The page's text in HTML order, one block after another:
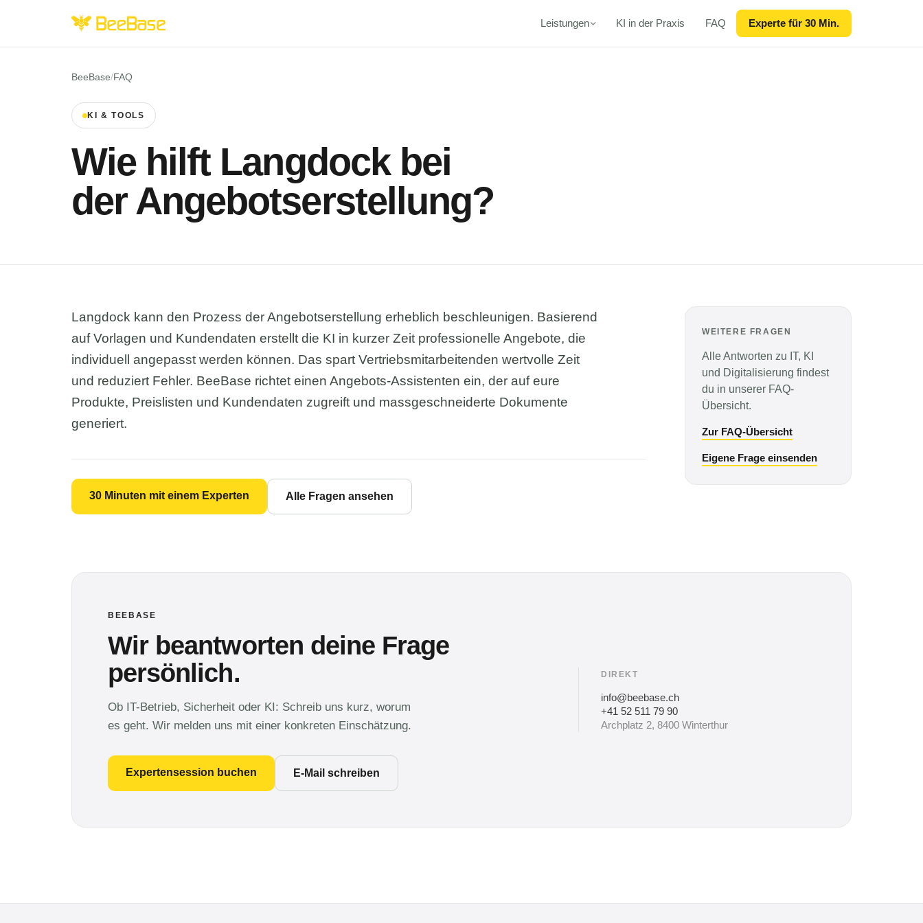
Leistungen KI in der Praxis FAQ Experte für 30 Min.
BeeBase/FAQ
KI & TOOLS
Wie hilft Langdock bei
der Angebotserstellung?
Langdock kann den Prozess der Angebotserstellung erheblich beschleunigen. Basierend
auf Vorlagen und Kundendaten erstellt die KI in kurzer Zeit professionelle Angebote, die
individuell angepasst werden können. Das spart Vertriebsmitarbeitenden wertvolle Zeit
und reduziert Fehler. BeeBase richtet einen Angebots-Assistenten ein, der auf eure
Produkte, Preislisten und Kundendaten zugreift und massgeschneiderte Dokumente
generiert.
30 Minuten mit einem Experten Alle Fragen ansehen
WEITERE FRAGEN
Alle Antworten zu IT, KI
und Digitalisierung findest
du in unserer FAQ-
Übersicht.
Zur FAQ-Übersicht
Eigene Frage einsenden
BEEBASE
Wir beantworten deine Frage
persönlich.
Ob IT-Betrieb, Sicherheit oder KI: Schreib uns kurz, worum
es geht. Wir melden uns mit einer konkreten Einschätzung.
Expertensession buchen E-Mail schreiben
DIREKT
info@beebase.ch
+41 52 511 79 90
Archplatz 2, 8400 Winterthur